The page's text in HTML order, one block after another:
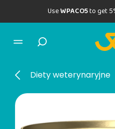
UseWPACO5to get
Diety weterynaryjne